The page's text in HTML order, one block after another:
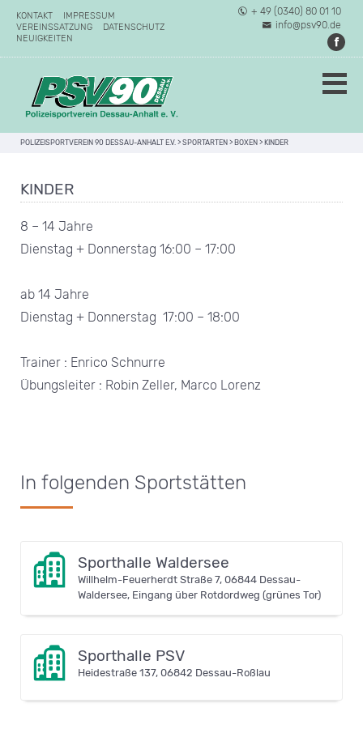
KONTAKT
IMPRESSUM
VEREINSSATZUNG
DATENSCHUTZ
NEUIGKEITEN
+ 49 (0340) 80 01 10
info@psv90.de
POLIZEISPORTVEREIN 90 DESSAU-ANHALT E.V. > SPORTARTEN > BOXEN > KINDER
KINDER
8 – 14 Jahre
Dienstag + Donnerstag 16:00 – 17:00
ab 14 Jahre
Dienstag + Donnerstag 17:00 – 18:00
Trainer : Enrico Schnurre
Übungsleiter : Robin Zeller, Marco Lorenz
In folgenden Sportstätten
Sporthalle Waldersee
Willhelm-Feuerherdt Straße 7, 06844 Dessau-
Waldersee, Eingang über Rotdordweg (grünes Tor)
Sporthalle PSV
Heidestraße 137, 06842 Dessau-Roßlau